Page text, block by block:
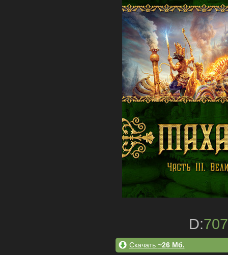
D:707
Скачать ~26 Мб.